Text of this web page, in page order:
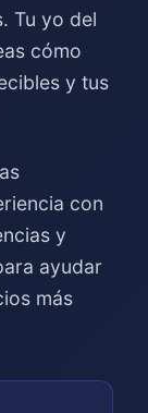
Tu yo del
cómo
y tus
con
y
ayudar
más